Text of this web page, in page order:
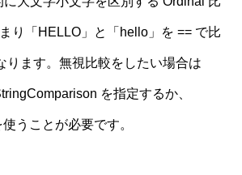
り「HELLO」と「hello」を == で比
ります。無視比較をしたい場合は
を指定するか、
うことが必要です。